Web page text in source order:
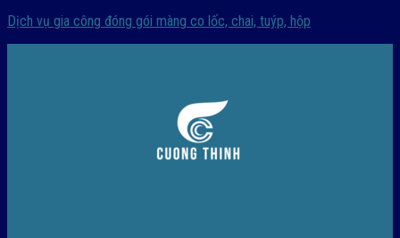
Dịch vụ gia công đóng gói màng co lốc, chai, tuýp, hộp